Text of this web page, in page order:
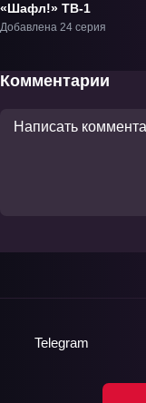
«Шафл!» ТВ-1
Добавлена 24 серия
Комментарии
Telegram